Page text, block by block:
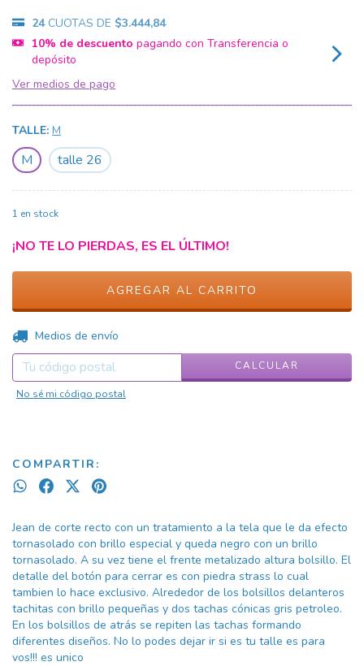
24 CUOTAS DE $3.444,84
10% de descuento pagando con Transferencia o
depósito
Ver medios de pago
TALLE: M
M talle 26
1 en stock
¡NO TE LO PIERDAS, ES EL ÚLTIMO!
Entregas para el CP:
Medios de envío
CALCULAR
No sé mi código postal
COMPARTIR:
Jean de corte recto con un tratamiento a la tela que le da efecto
tornasolado con brillo especial y queda negro con un brillo
tornasolado. A su vez tiene el frente metalizado altura bolsillo. El
detalle del botón para cerrar es con piedra strass lo cual
tambien lo hace exclusivo. Alrededor de los bolsillos delanteros
tachitas con brillo pequeñas y dos tachas cónicas gris petroleo.
En los bolsillos de atrás se repiten las tachas formando
diferentes diseños. No lo podes dejar ir si es tu talle es para
vos!!! es unico